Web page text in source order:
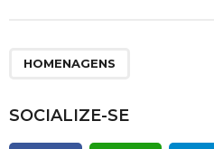
HOMENAGENS
SOCIALIZE-SE